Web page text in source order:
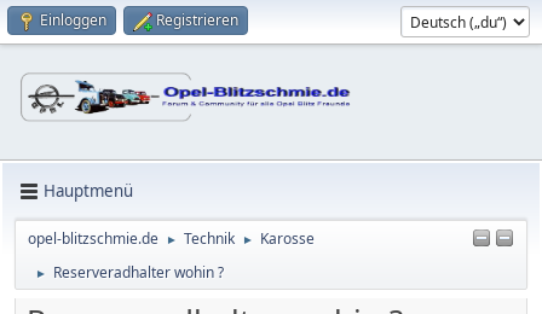
Einloggen Registrieren
Hauptmenü
opel-blitzschmie.de ► Technik ► Karosse
► Reserveradhalter wohin ?